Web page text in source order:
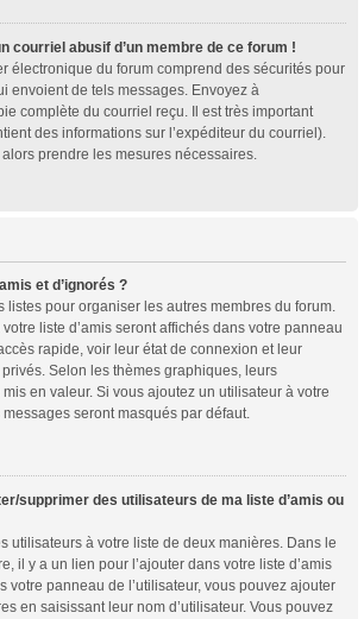
courriel abusif d’un membre de ce forum !
électronique du forum comprend des sécurités pour
envoient de tels messages. Envoyez à
complète du courriel reçu. Il est très important
des informations sur l’expéditeur du courriel).
alors prendre les mesures nécessaires.
et d’ignorés ?
listes pour organiser les autres membres du forum.
liste d’amis seront affichés dans votre panneau
rapide, voir leur état de connexion et leur
Selon les thèmes graphiques, leurs
en valeur. Si vous ajoutez un utilisateur à votre
messages seront masqués par défaut.
supprimer des utilisateurs de ma liste d’amis ou
utilisateurs à votre liste de deux manières. Dans le
il y a un lien pour l’ajouter dans votre liste d’amis
votre panneau de l’utilisateur, vous pouvez ajouter
en saisissant leur nom d’utilisateur. Vous pouvez